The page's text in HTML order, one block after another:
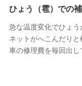
供し、金融商品等
アンケートやキャ
上記に係る連絡・
5.通話録音にて取
ひょう（雹）での
急な温度変化でひょ
ネットがへこんだりと
車の修理費を毎回出